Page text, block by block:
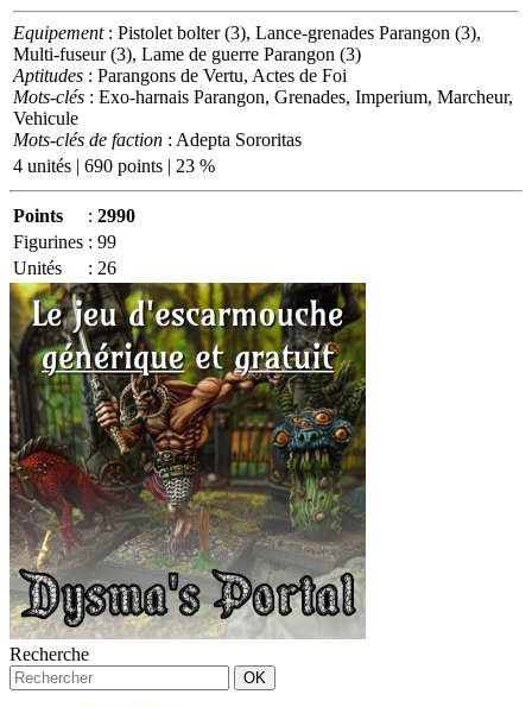
Equipement: Pistolet bolter (3), Lance-grenades Parangon (3),
Multi-fuseur (3), Lame de guerre Parangon (3)
Aptitudes : Parangons de Vertu, Actes de Foi
Mots-clés : Exo-harnais Parangon, Grenades, Imperium, Marcheur,
Vehicule
Mots-clés de faction : Adepta Sororitas
4 unités | 690 points | 23 %
Points : 2990
Figurines : 99
Unités
: 26
Recherche